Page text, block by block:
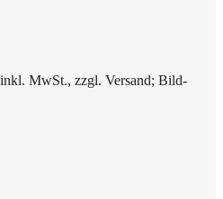
MwSt., zzgl. Versand; Bild-